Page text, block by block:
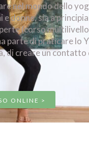
nel mondo dello
donne, sia a
(corso
parte di praticare lo
di creare un
ONLINE >